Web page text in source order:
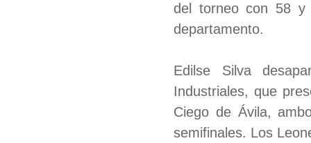
del torneo con 58
departamento.
Edilse Silva
Industriales, que
Ciego de Ávila,
semifinales. Los